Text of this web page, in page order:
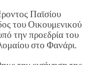
Παϊσίου
του Οικουμενικού
την προεδρία του
στο Φανάρι.